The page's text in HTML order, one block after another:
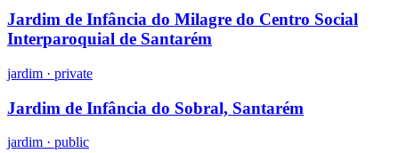
Jardim de Infância do Milagre do Centro Social
Interparoquial de Santarém
jardim · private
Jardim de Infância do Sobral, Santarém
jardim · public